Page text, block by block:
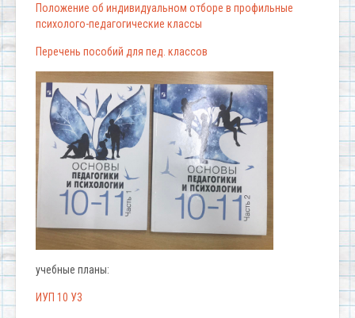
Положение об индивидуальном отборе в профильные
психолого-педагогические классы
Перечень пособий для пед. классов
учебные планы:
ИУП 10 У3